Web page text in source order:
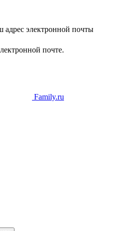
адрес электронной почты
почте.
Family.ru